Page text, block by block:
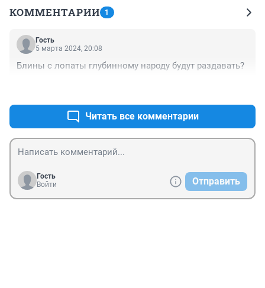
КОММЕНТАРИИ 1
Гость
5 марта 2024, 20:08
Блины с лопаты глубинному народу будут раздавать?
Читать все комментарии
Гость
Войти
Отправить